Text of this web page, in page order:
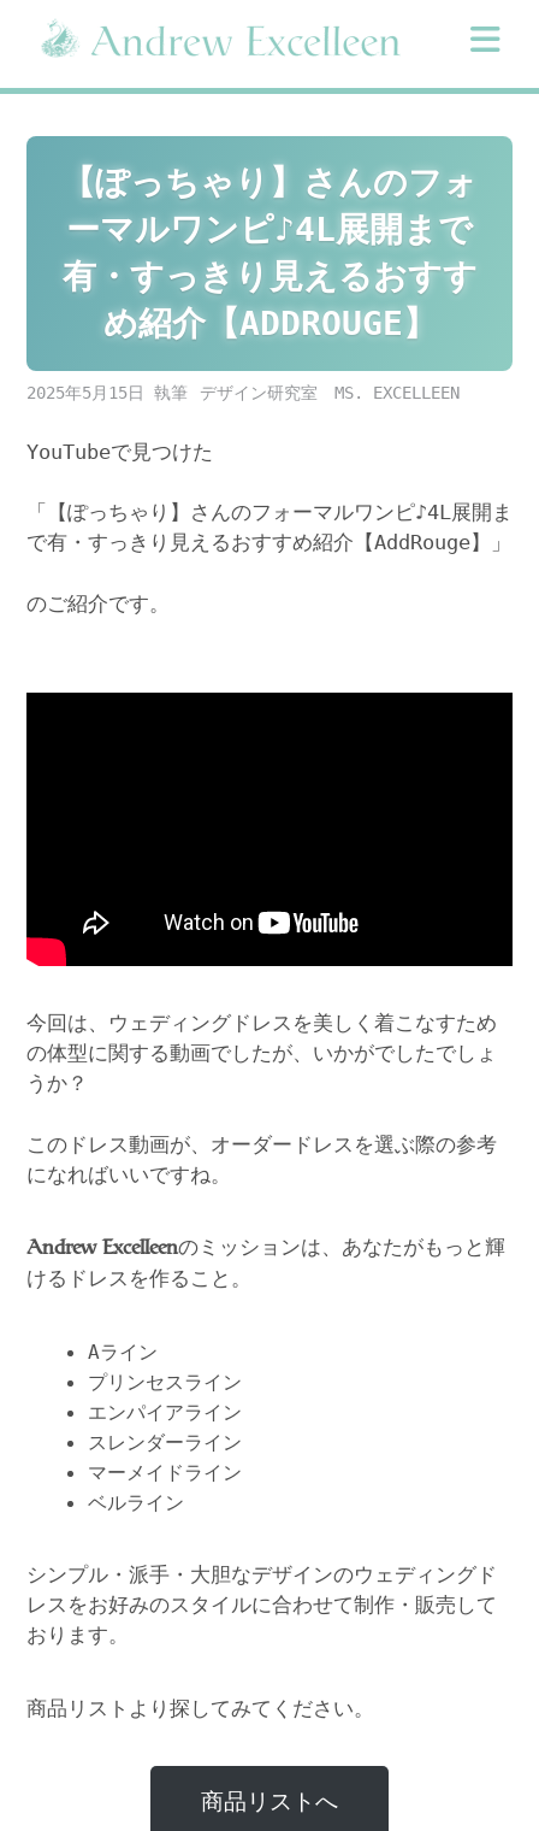
content
【ぽっちゃり】さんのフォ
ーマルワンピ♪4L展開まで
有・すっきり見えるおすす
め紹介【ADDROUGE】
2025年5月15日 デザイン研究室 MS. EXCELLEEN
YouTubeで見つけた
「【ぽっちゃり】さんのフォーマルワンピ♪4L展開ま
で有・すっきり見えるおすすめ紹介【AddRouge】」
のご紹介です。
今回は、ウェディングドレスを美しく着こなすため
の体型に関する動画でしたが、いかがでしたでしょ
うか？
このドレス動画が、オーダードレスを選ぶ際の参考
になればいいですね。
Andrew Excelleenのミッションは、あなたがもっと輝
けるドレスを作ること。
Aライン
プリンセスライン
エンパイアライン
スレンダーライン
マーメイドライン
ベルライン
シンプル・派手・大胆なデザインのウェディングド
レスをお好みのスタイルに合わせて制作・販売して
おります。
商品リストより探してみてください。
商品リストへ